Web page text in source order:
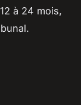
à 24 mois,